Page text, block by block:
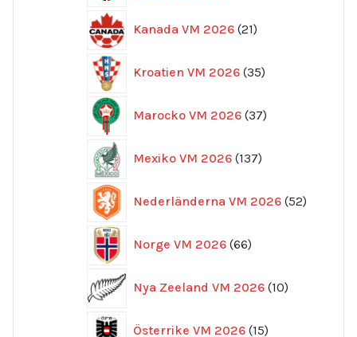
Kanada VM 2026 21
produkter
Kroatien VM 2026 35
produkter
Marocko VM 2026 37
produkter
Mexiko VM 2026 137
produkter
Nederländerna VM 2026 52
Norge VM 2026 66
produkter
Nya Zeeland VM 2026 10
produkter
Österrike VM 2026 15